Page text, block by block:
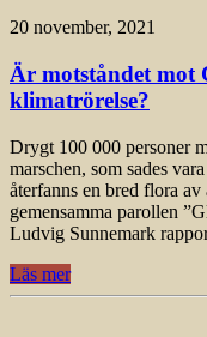
20 november, 2021
Är motståndet mot
klimatrörelse?
Drygt 100 000 personer
marschen, som sades
återfanns en bred flora
gemensamma parollen
Ludvig Sunnemark
Läs mer